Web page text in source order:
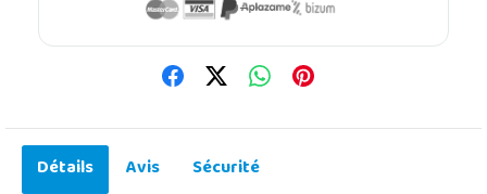
Détails Avis
Sécurité